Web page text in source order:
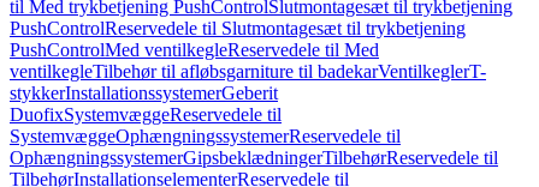
til Med trykbetjening PushControlSlutmontagesæt til trykbetjening
PushControlReservedele til Slutmontagesæt til trykbetjening
PushControlMed ventilkegleReservedele til Med
ventilkegleTilbehør til afløbsgarniture til badekarVentilkeglerT-
stykkerInstallationssystemerGeberit
DuofixSystemvæggeReservedele til
SystemvæggeOphængningssystemerReservedele til
OphængningssystemerGipsbeklædningerTilbehørReservedele til
TilbehørInstallationselementerReservedele til